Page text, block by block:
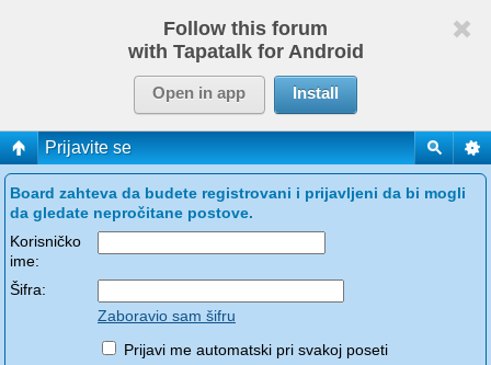
Follow this forum
with Tapatalk for Android
Open in app Install
Prijavite se
Board zahteva da budete registrovani i prijavljeni da bi mogli
da gledate nepročitane postove.
Korisničko
ime:
Šifra:
Zaboravio sam šifru
Prijavi me automatski pri svakoj poseti